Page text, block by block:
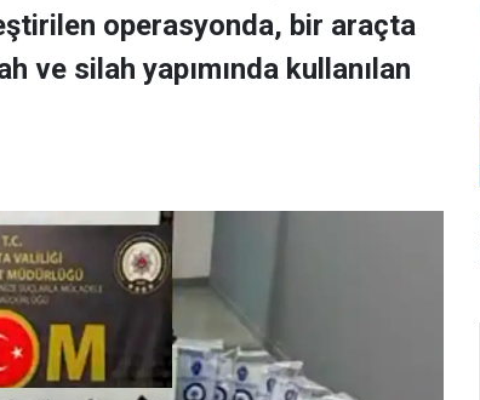
operasyonda, bir araçta
ve silah yapımında kullanılan